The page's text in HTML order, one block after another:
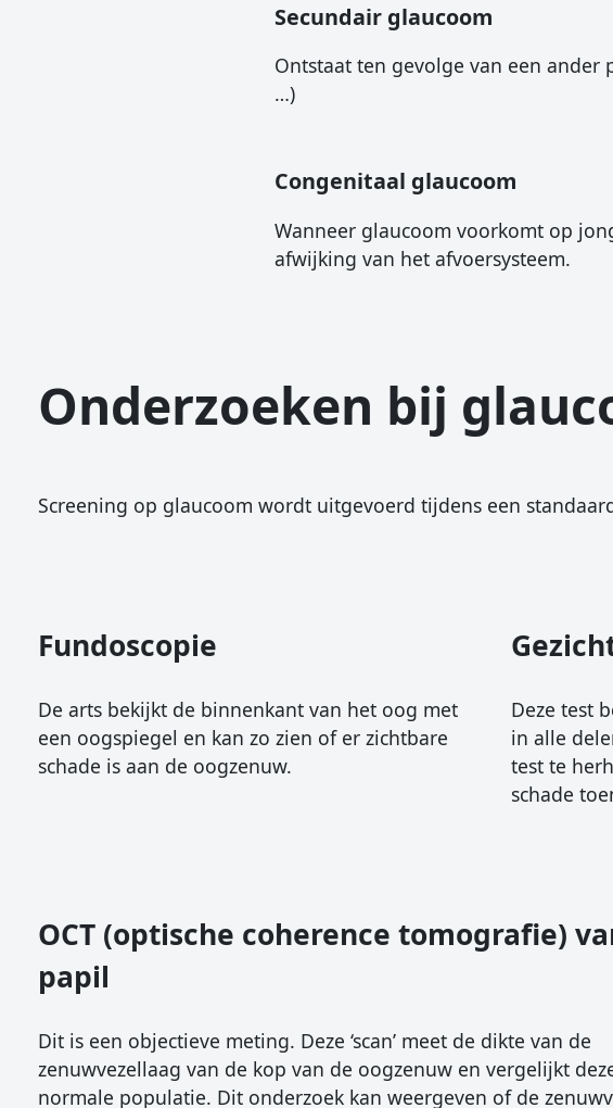
Secundair glaucoom
Ontstaat ten gevolge van een
…)
Congenitaal glaucoom
Wanneer glaucoom voorkomt op
afwijking van het afvoersysteem.
Onderzoeken bij
Screening op glaucoom wordt uitgevoerd tijdens een
Fundoscopie
De arts bekijkt de binnenkant van het oog met
een oogspiegel en kan zo zien of er zichtbare
schade is aan de oogzenuw.
Deze test
in alle
test te
schade
OCT (optische coherence tomografie)
papil
Dit is een objectieve meting. Deze ‘scan’ meet de dikte van de
zenuwvezellaag van de kop van de oogzenuw en vergelijkt
normale populatie. Dit onderzoek kan weergeven of de